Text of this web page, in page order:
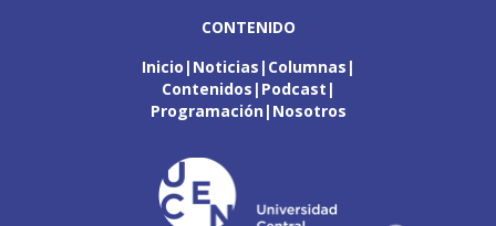
CONTENIDO
Inicio Noticias Columnas
Contenidos Podcast
Programación Nosotros